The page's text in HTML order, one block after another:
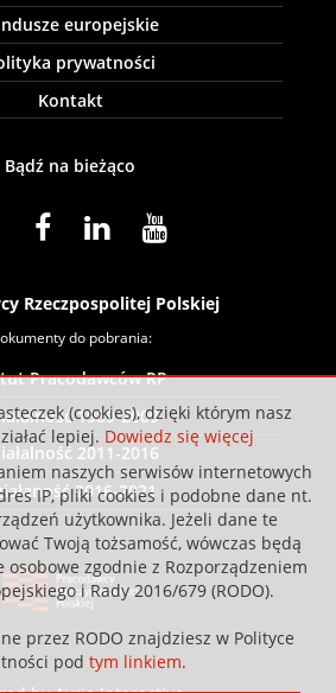
europejskie
prywatności
Kontakt
Bądź na bieżąco
Rzeczpospolitej Polskiej
do pobrania:
Pracodawców RP
1989-2009
2011-2016
2016-2021
(cookies), dzięki którym nasz
lepiej. Dowiedz się więcej
naszych serwisów internetowych
IP, pliki cookies i podobne dane nt.
użytkownika. Jeżeli dane te
Twoją tożsamość, wówczas będą
zgodnie z Rozporządzeniem
i Rady 2016/679 (RODO).
przez RODO znajdziesz w Polityce
pod tym linkiem.